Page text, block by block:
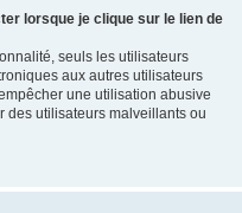
lorsque je clique sur le lien de
seuls les utilisateurs
aux autres utilisateurs
une utilisation abusive
des utilisateurs malveillants ou